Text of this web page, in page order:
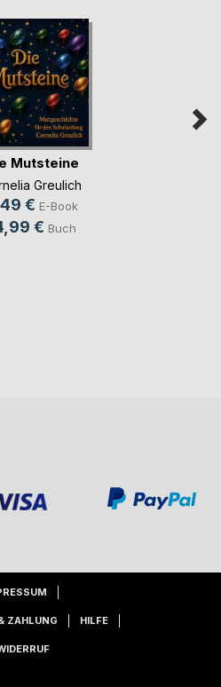
Mutsteine
Greulich
€ E-Book
€ Buch
ZAHLUNG HILFE